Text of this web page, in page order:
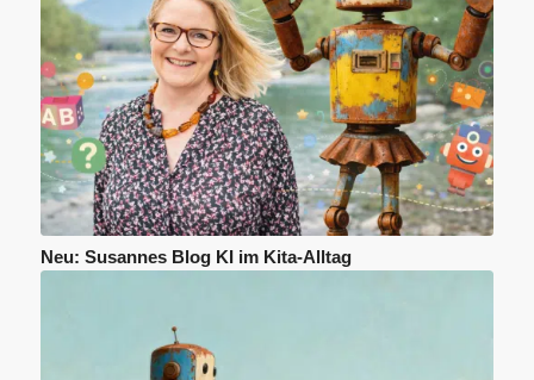
Neu: Susannes Blog KI im Kita-Alltag